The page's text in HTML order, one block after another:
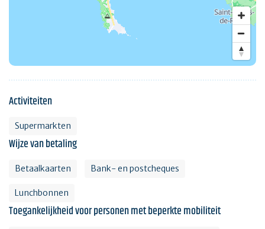
Activiteiten
Supermarkten
Wijze van betaling
Betaalkaarten Bank- en postcheques
Lunchbonnen
Toegankelijkheid voor personen met beperkte mobiliteit